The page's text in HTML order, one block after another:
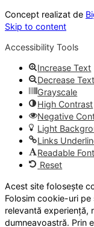
Concept realizat de
Skip to content
Accessibility Tools
Increase Text
Decrease Text
Grayscale
High Contrast
Negative
Light
Links
Readable Font
Reset
Acest site folosește
Folosim cookie-uri
relevantă experiență,
dumneavoastră. Prin